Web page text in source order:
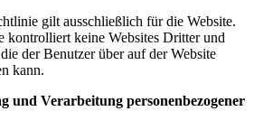
gilt ausschließlich für die Website.
kontrolliert keine Websites Dritter und
der Benutzer über auf der Website
kann.
und Verarbeitung personenbezogener